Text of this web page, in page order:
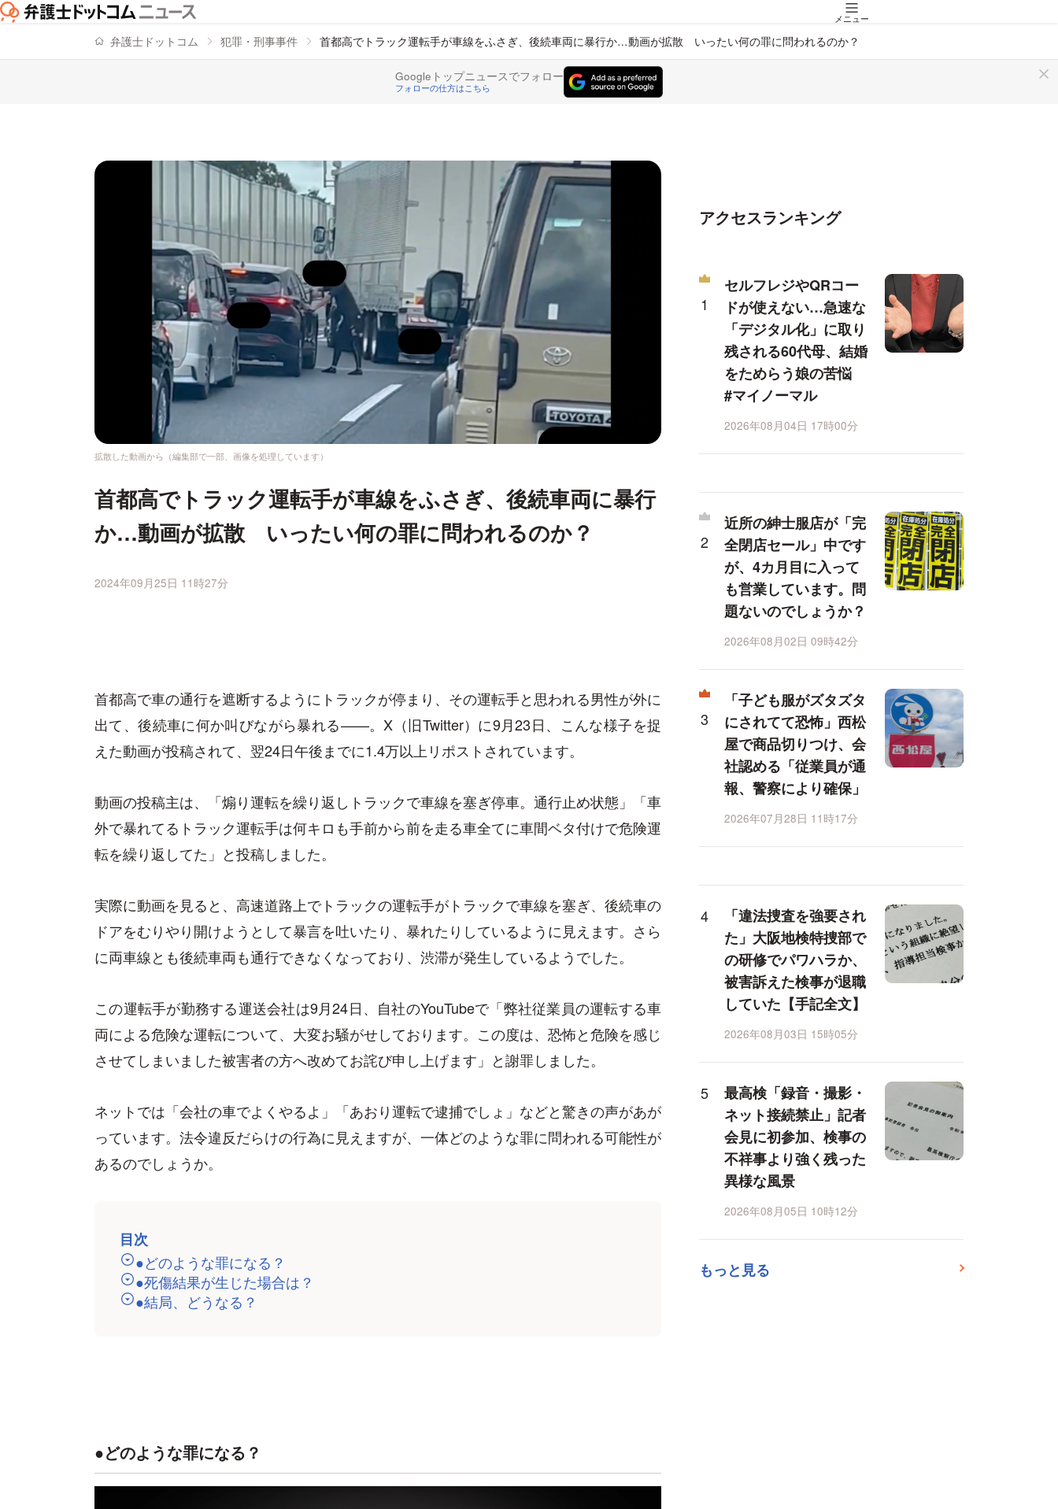
メニュー
弁護士ドットコム 犯罪・刑事事件 首都高でトラック運転手が車線をふさぎ、後続車両に暴行か…動画が拡散 いったい何の罪に問われるのか？
Googleトップニュースでフォロー
フォローの仕方はこちら
拡散した動画から（編集部で一部、画像を処理しています）
首都高でトラック運転手が車線をふさぎ、後続車両に暴行
か…動画が拡散 いったい何の罪に問われるのか？
2024年09月25日 11時27分
首都高で車の通行を遮断するようにトラックが停まり、その運転手と思われる男性が外に
出て、後続車に何か叫びながら暴れる——。X（旧Twitter）に9月23日、こんな様子を捉
えた動画が投稿されて、翌24日午後までに1.4万以上リポストされています。
動画の投稿主は、「煽り運転を繰り返しトラックで車線を塞ぎ停車。通行止め状態」「車
外で暴れてるトラック運転手は何キロも手前から前を走る車全てに車間ベタ付けで危険運
転を繰り返してた」と投稿しました。
実際に動画を見ると、高速道路上でトラックの運転手がトラックで車線を塞ぎ、後続車の
ドアをむりやり開けようとして暴言を吐いたり、暴れたりしているように見えます。さら
に両車線とも後続車両も通行できなくなっており、渋滞が発生しているようでした。
この運転手が勤務する運送会社は9月24日、自社のYouTubeで「弊社従業員の運転する車
両による危険な運転について、大変お騒がせしております。この度は、恐怖と危険を感じ
させてしまいました被害者の方へ改めてお詫び申し上げます」と謝罪しました。
ネットでは「会社の車でよくやるよ」「あおり運転で逮捕でしょ」などと驚きの声があが
っています。法令違反だらけの行為に見えますが、一体どのような罪に問われる可能性が
あるのでしょうか。
目次
●どのような罪になる？
●死傷結果が生じた場合は？
●結局、どうなる？
●どのような罪になる？
アクセスランキング
セルフレジやQRコー
ドが使えない…急速な
「デジタル化」に取り
残される60代母、結婚
をためらう娘の苦悩
#マイノーマル
2026年08月04日 17時00分
近所の紳士服店が「完
全閉店セール」中です
が、4カ月目に入って
も営業しています。問
題ないのでしょうか？
2026年08月02日 09時42分
「子ども服がズタズタ
にされてて恐怖」西松
屋で商品切りつけ、会
社認める「従業員が通
報、警察により確保」
2026年07月28日 11時17分
「違法捜査を強要され
た」大阪地検特捜部で
の研修でパワハラか、
被害訴えた検事が退職
していた【手記全文】
2026年08月03日 15時05分
最高検「録音・撮影・
ネット接続禁止」記者
会見に初参加、検事の
不祥事より強く残った
異様な風景
2026年08月05日 10時12分
もっと見る